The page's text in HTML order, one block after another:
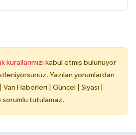
kurallarımızı kabul etmiş bulunuyor
Yazılan yorumlardan
Haberleri | Güncel | Siyasi |
sorumlu tutulamaz.